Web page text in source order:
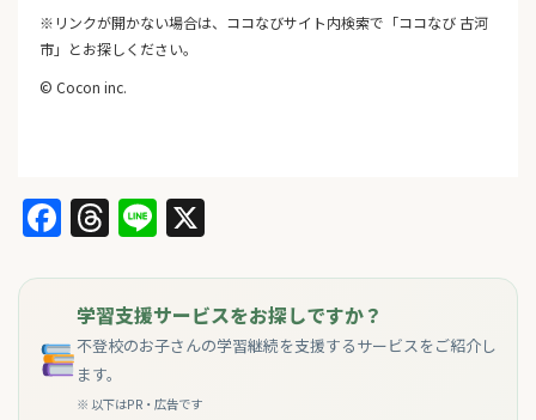
※リンクが開かない場合は、ココなびサイト内検索で「ココなび 古河
市」とお探しください。
© Cocon inc.
Facebook
Threads
Line
学習支援サービスをお探しですか？
不登校のお子さんの学習継続を支援するサービスをご紹介し
ます。
※ 以下はPR・広告です